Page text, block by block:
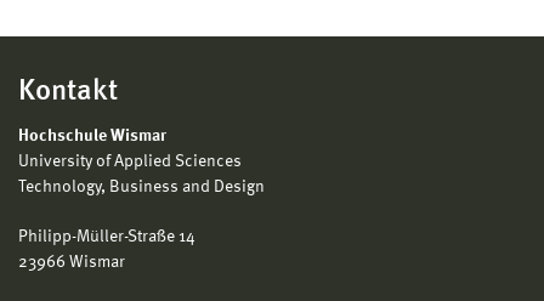
Kontakt
Hochschule Wismar
University of Applied Sciences
Technology, Business and Design
Philipp-Müller-Straße 14
23966 Wismar